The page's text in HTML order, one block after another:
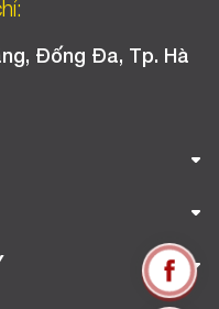
Đống Đa, Tp. Hà